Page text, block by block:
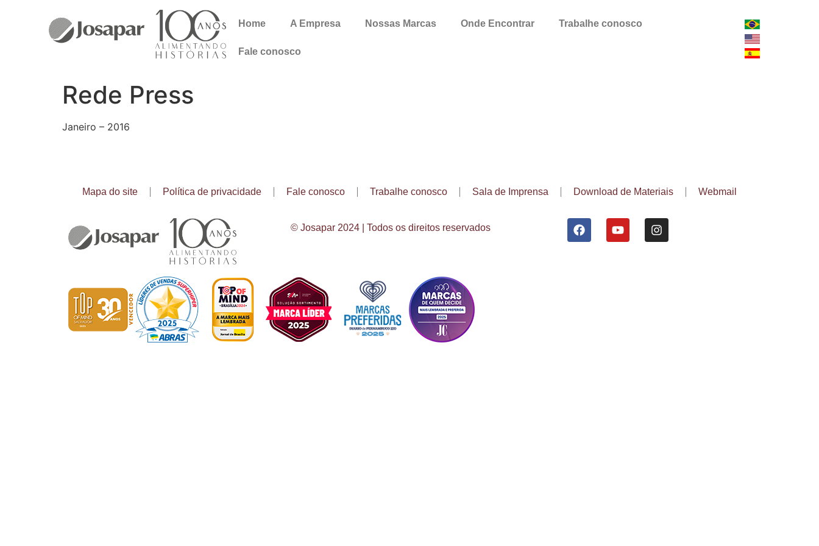
Home A Empresa Nossas Marcas Onde Encontrar Trabalhe conosco
Fale conosco
Rede Press
Janeiro – 2016
Mapa do site Política de privacidade Fale conosco Trabalhe conosco Sala de Imprensa Download de Materiais Webmail
© Josapar 2024 | Todos os direitos reservados